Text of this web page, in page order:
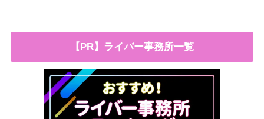
【PR】ライバー事務所一覧